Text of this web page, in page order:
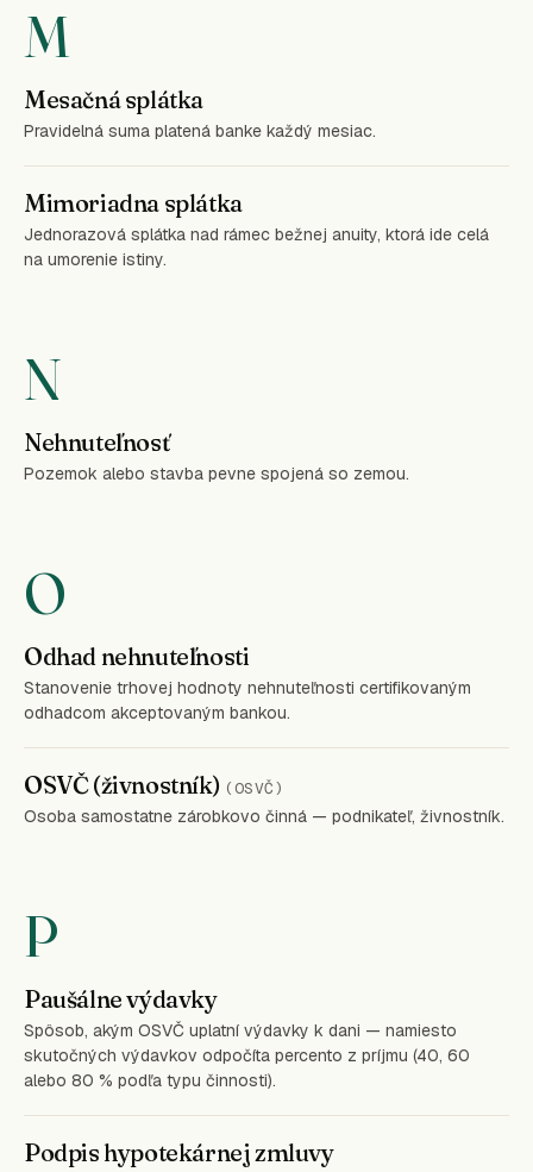
M
Mesačná splátka
Pravidelná suma platená banke každý mesiac.
Mimoriadna splátka
Jednorazová splátka nad rámec bežnej anuity, ktorá ide celá
na umorenie istiny.
N
Nehnuteľnosť
Pozemok alebo stavba pevne spojená so zemou.
O
Odhad nehnuteľnosti
Stanovenie trhovej hodnoty nehnuteľnosti certifikovaným
odhadcom akceptovaným bankou.
OSVČ (živnostník) (OSVČ)
Osoba samostatne zárobkovo činná — podnikateľ, živnostník.
P
Paušálne výdavky
Spôsob, akým OSVČ uplatní výdavky k dani — namiesto
skutočných výdavkov odpočíta percento z príjmu (40, 60
alebo 80 % podľa typu činnosti).
Podpis hypotekárnej zmluvy